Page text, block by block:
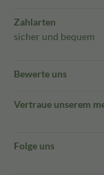
Zahlarten
sicher und bequem
Bewerte uns
Vertraue unserem
Folge uns